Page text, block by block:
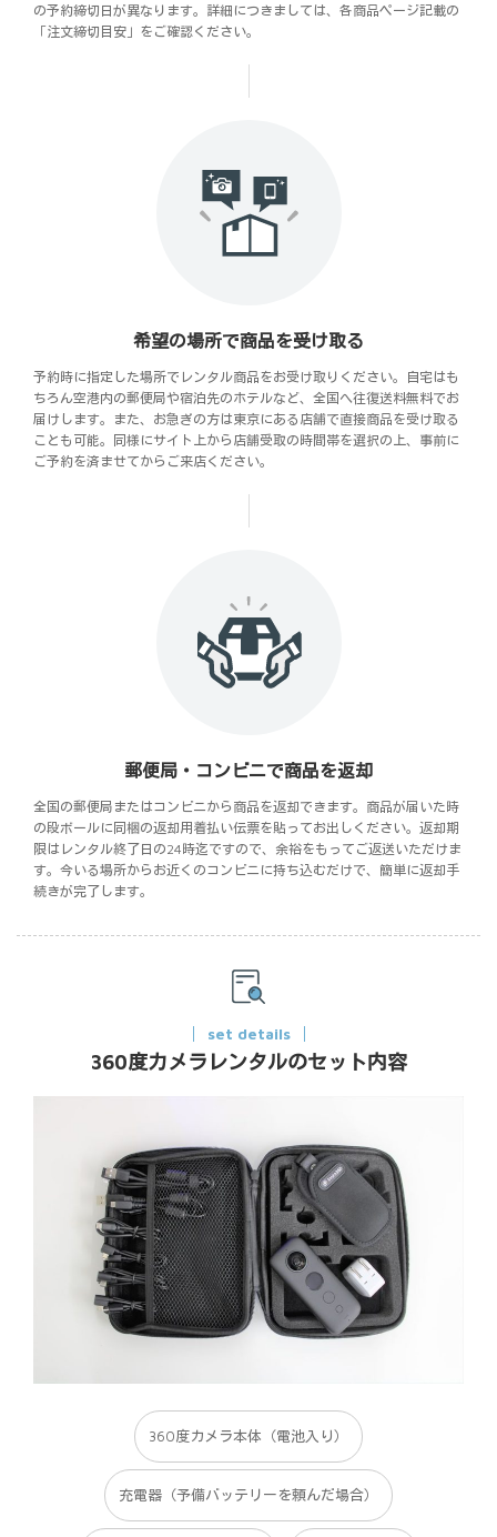
の予約締切日が異なります。詳細につきましては、各商品ページ記載の
「注文締切目安」をご確認ください。
希望の場所で商品を受け取る
予約時に指定した場所でレンタル商品をお受け取りください。自宅はも
ちろん空港内の郵便局や宿泊先のホテルなど、全国へ往復送料無料でお
届けします。また、お急ぎの方は東京にある店舗で直接商品を受け取る
ことも可能。同様にサイト上から店舗受取の時間帯を選択の上、事前に
ご予約を済ませてからご来店ください。
郵便局・コンビニで商品を返却
全国の郵便局またはコンビニから商品を返却できます。商品が届いた時
の段ボールに同梱の返却用着払い伝票を貼ってお出しください。返却期
限はレンタル終了日の24時迄ですので、余裕をもってご返送いただけま
す。今いる場所からお近くのコンビニに持ち込むだけで、簡単に返却手
続きが完了します。
set details
360度カメラレンタルのセット内容
360度カメラ本体（電池入り）
充電器（予備バッテリーを頼んだ場合）